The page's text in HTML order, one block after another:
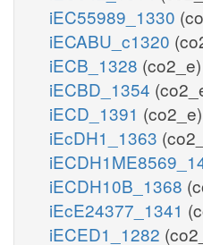
iEC55989_1330
iECABU_c1320
iECB_1328 (co2_e)
iECBD_1354
iECD_1391 (co2_e)
iEcDH1_1363
iECDH10B_1368
iEcE24377_1341
iECED1_1282